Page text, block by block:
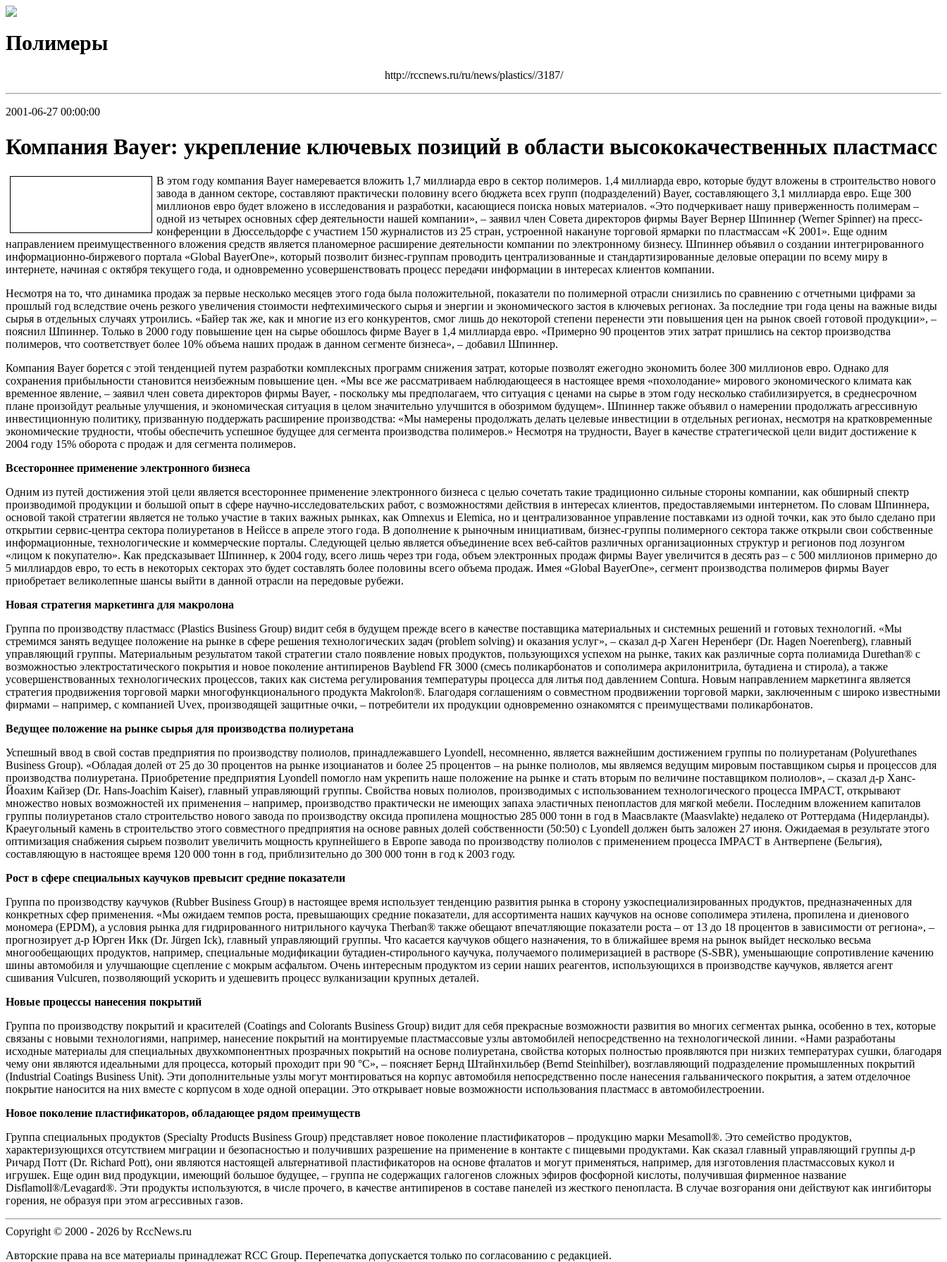
Полимеры
http://rccnews.ru/ru/news/plastics//3187/
2001-06-27 00:00:00
Компания Bayer: укрепление ключевых позиций в области высококачественных пластмасс
В этом году компания Bayer намеревается вложить 1,7 миллиарда евро в сектор полимеров. 1,4 миллиарда евро, которые будут вложены в строительство нового
завода в данном секторе, составляют практически половину всего бюджета всех групп (подразделений) Bayer, составляющего 3,1 миллиарда евро. Еще 300
миллионов евро будет вложено в исследования и разработки, касающиеся поиска новых материалов. «Это подчеркивает нашу приверженность полимерам –
одной из четырех основных сфер деятельности нашей компании», – заявил член Совета директоров фирмы Bayer Вернер Шпиннер (Werner Spinner) на пресс-
конференции в Дюссельдорфе с участием 150 журналистов из 25 стран, устроенной накануне торговой ярмарки по пластмассам «K 2001». Еще одним
направлением преимущественного вложения средств является планомерное расширение деятельности компании по электронному бизнесу. Шпиннер объявил о создании интегрированного
информационно-биржевого портала «Global BayerOne», который позволит бизнес-группам проводить централизованные и стандартизированные деловые операции по всему миру в
интернете, начиная с октября текущего года, и одновременно усовершенствовать процесс передачи информации в интересах клиентов компании.
Несмотря на то, что динамика продаж за первые несколько месяцев этого года была положительной, показатели по полимерной отрасли снизились по сравнению с отчетными цифрами за
прошлый год вследствие очень резкого увеличения стоимости нефтехимического сырья и энергии и экономического застоя в ключевых регионах. За последние три года цены на важные виды
сырья в отдельных случаях утроились. «Байер так же, как и многие из его конкурентов, смог лишь до некоторой степени перенести эти повышения цен на рынок своей готовой продукции», –
пояснил Шпиннер. Только в 2000 году повышение цен на сырье обошлось фирме Bayer в 1,4 миллиарда евро. «Примерно 90 процентов этих затрат пришлись на сектор производства
полимеров, что соответствует более 10% объема наших продаж в данном сегменте бизнеса», – добавил Шпиннер.
Компания Bayer борется с этой тенденцией путем разработки комплексных программ снижения затрат, которые позволят ежегодно экономить более 300 миллионов евро. Однако для
сохранения прибыльности становится неизбежным повышение цен. «Мы все же рассматриваем наблюдающееся в настоящее время «похолодание» мирового экономического климата как
временное явление, – заявил член совета директоров фирмы Bayer, - поскольку мы предполагаем, что ситуация с ценами на сырье в этом году несколько стабилизируется, в среднесрочном
плане произойдут реальные улучшения, и экономическая ситуация в целом значительно улучшится в обозримом будущем». Шпиннер также объявил о намерении продолжать агрессивную
инвестиционную политику, призванную поддержать расширение производства: «Мы намерены продолжать делать целевые инвестиции в отдельных регионах, несмотря на кратковременные
экономические трудности, чтобы обеспечить успешное будущее для сегмента производства полимеров.» Несмотря на трудности, Bayer в качестве стратегической цели видит достижение к
2004 году 15% оборота с продаж и для сегмента полимеров.
Всестороннее применение электронного бизнеса
Одним из путей достижения этой цели является всестороннее применение электронного бизнеса с целью сочетать такие традиционно сильные стороны компании, как обширный спектр
производимой продукции и большой опыт в сфере научно-исследовательских работ, с возможностями действия в интересах клиентов, предоставляемыми интернетом. По словам Шпиннера,
основой такой стратегии является не только участие в таких важных рынках, как Omnexus и Elemica, но и централизованное управление поставками из одной точки, как это было сделано при
открытии сервис-центра сектора полиуретанов в Нейссе в апреле этого года. В дополнение к рыночным инициативам, бизнес-группы полимерного сектора также открыли свои собственные
информационные, технологические и коммерческие порталы. Следующей целью является объединение всех веб-сайтов различных организационных структур и регионов под лозунгом
«лицом к покупателю». Как предсказывает Шпиннер, к 2004 году, всего лишь через три года, объем электронных продаж фирмы Bayer увеличится в десять раз – с 500 миллионов примерно до
5 миллиардов евро, то есть в некоторых секторах это будет составлять более половины всего объема продаж. Имея «Global BayerOne», сегмент производства полимеров фирмы Bayer
приобретает великолепные шансы выйти в данной отрасли на передовые рубежи.
Новая стратегия маркетинга для макролона
Группа по производству пластмасс (Plastics Business Group) видит себя в будущем прежде всего в качестве поставщика материальных и системных решений и готовых технологий. «Мы
стремимся занять ведущее положение на рынке в сфере решения технологических задач (problem solving) и оказания услуг», – сказал д-р Хаген Неренберг (Dr. Hagen Noerenberg), главный
управляющий группы. Материальным результатом такой стратегии стало появление новых продуктов, пользующихся успехом на рынке, таких как различные сорта полиамида Durethan® с
возможностью электростатического покрытия и новое поколение антипиренов Bayblend FR 3000 (смесь поликарбонатов и сополимера акрилонитрила, бутадиена и стирола), а также
усовершенствованных технологических процессов, таких как система регулирования температуры процесса для литья под давлением Contura. Новым направлением маркетинга является
стратегия продвижения торговой марки многофункционального продукта Makrolon®. Благодаря соглашениям о совместном продвижении торговой марки, заключенным с широко известными
фирмами – например, с компанией Uvex, производящей защитные очки, – потребители их продукции одновременно ознакомятся с преимуществами поликарбонатов.
Ведущее положение на рынке сырья для производства полиуретана
Успешный ввод в свой состав предприятия по производству полиолов, принадлежавшего Lyondell, несомненно, является важнейшим достижением группы по полиуретанам (Polyurethanes
Business Group). «Обладая долей от 25 до 30 процентов на рынке изоцианатов и более 25 процентов – на рынке полиолов, мы являемся ведущим мировым поставщиком сырья и процессов для
производства полиуретана. Приобретение предприятия Lyondell помогло нам укрепить наше положение на рынке и стать вторым по величине поставщиком полиолов», – сказал д-р Ханс-
Йоахим Кайзер (Dr. Hans-Joachim Kaiser), главный управляющий группы. Свойства новых полиолов, производимых с использованием технологического процесса IMPACT, открывают
множество новых возможностей их применения – например, производство практически не имеющих запаха эластичных пенопластов для мягкой мебели. Последним вложением капиталов
группы полиуретанов стало строительство нового завода по производству оксида пропилена мощностью 285 000 тонн в год в Маасвлакте (Maasvlakte) недалеко от Роттердама (Нидерланды).
Краеугольный камень в строительство этого совместного предприятия на основе равных долей собственности (50:50) с Lyondell должен быть заложен 27 июня. Ожидаемая в результате этого
оптимизация снабжения сырьем позволит увеличить мощность крупнейшего в Европе завода по производству полиолов с применением процесса IMPACT в Антверпене (Бельгия),
составляющую в настоящее время 120 000 тонн в год, приблизительно до 300 000 тонн в год к 2003 году.
Рост в сфере специальных каучуков превысит средние показатели
Группа по производству каучуков (Rubber Business Group) в настоящее время использует тенденцию развития рынка в сторону узкоспециализированных продуктов, предназначенных для
конкретных сфер применения. «Мы ожидаем темпов роста, превышающих средние показатели, для ассортимента наших каучуков на основе сополимера этилена, пропилена и диенового
мономера (EPDM), а условия рынка для гидрированного нитрильного каучука Therban® также обещают впечатляющие показатели роста – от 13 до 18 процентов в зависимости от региона», –
прогнозирует д-р Юрген Икк (Dr. Jürgen Ick), главный управляющий группы. Что касается каучуков общего назначения, то в ближайшее время на рынок выйдет несколько весьма
многообещающих продуктов, например, специальные модификации бутадиен-стирольного каучука, получаемого полимеризацией в растворе (S-SBR), уменьшающие сопротивление качению
шины автомобиля и улучшающие сцепление с мокрым асфальтом. Очень интересным продуктом из серии наших реагентов, использующихся в производстве каучуков, является агент
сшивания Vulcuren, позволяющий ускорить и удешевить процесс вулканизации крупных деталей.
Новые процессы нанесения покрытий
Группа по производству покрытий и красителей (Coatings and Colorants Business Group) видит для себя прекрасные возможности развития во многих сегментах рынка, особенно в тех, которые
связаны с новыми технологиями, например, нанесение покрытий на монтируемые пластмассовые узлы автомобилей непосредственно на технологической линии. «Нами разработаны
исходные материалы для специальных двухкомпонентных прозрачных покрытий на основе полиуретана, свойства которых полностью проявляются при низких температурах сушки, благодаря
чему они являются идеальными для процесса, который проходит при 90 °C», – поясняет Бернд Штайнхильбер (Bernd Steinhilber), возглавляющий подразделение промышленных покрытий
(Industrial Coatings Business Unit). Эти дополнительные узлы могут монтироваться на корпус автомобиля непосредственно после нанесения гальванического покрытия, а затем отделочное
покрытие наносится на них вместе с корпусом в ходе одной операции. Это открывает новые возможности использования пластмасс в автомобилестроении.
Новое поколение пластификаторов, обладающее рядом преимуществ
Группа специальных продуктов (Specialty Products Business Group) представляет новое поколение пластификаторов – продукцию марки Mesamoll®. Это семейство продуктов,
характеризующихся отсутствием миграции и безопасностью и получивших разрешение на применение в контакте с пищевыми продуктами. Как сказал главный управляющий группы д-р
Ричард Потт (Dr. Richard Pott), они являются настоящей альтернативой пластификаторов на основе фталатов и могут применяться, например, для изготовления пластмассовых кукол и
игрушек. Еще один вид продукции, имеющий большое будущее, – группа не содержащих галогенов сложных эфиров фосфорной кислоты, получившая фирменное название
Disflamoll®/Levagard®. Эти продукты используются, в числе прочего, в качестве антипиренов в составе панелей из жесткого пенопласта. В случае возгорания они действуют как ингибиторы
горения, не образуя при этом агрессивных газов.
Copyright © 2000 - 2026 by RccNews.ru
Авторские права на все материалы принадлежат RCC Group. Перепечатка допускается только по согласованию с редакцией.